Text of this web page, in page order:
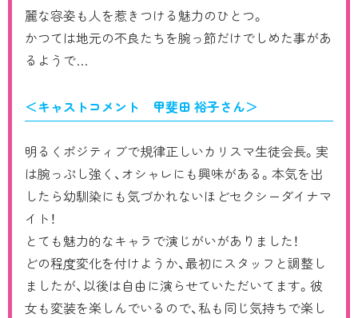
麗な容姿も人を惹きつける魅力のひとつ。
かつては地元の不良たちを腕っ節だけでしめた事があ
るようで…
＜キャストコメント 甲斐田 裕子さん＞
明るくポジティブで規律正しいカリスマ生徒会長。実
は腕っぷし強く、オシャレにも興味がある。本気を出
したら幼馴染にも気づかれないほどセクシーダイナマ
イト！
とても魅力的なキャラで演じがいがありました！
どの程度変化を付けようか、最初にスタッフと調整し
ましたが、以後は自由に演らせていただいてます。彼
女も変装を楽しんでいるので、私も同じ気持ちで楽し